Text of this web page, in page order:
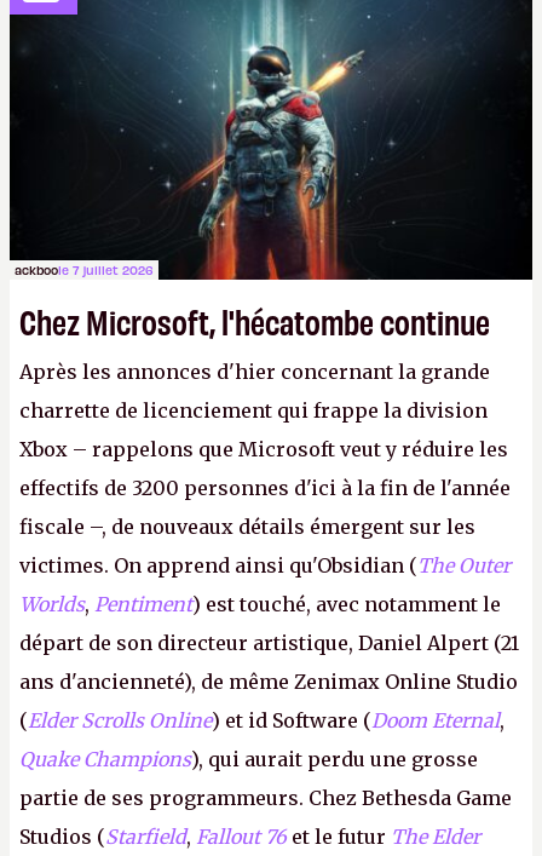
peut-être sur
Fallout Football ou
Fallout vs. Les
Lapins Crétins) et l'Obsidian d'aujourd'hui n'est plus
le même studio qu'il y a 15 ans. Mais bon, OK, on
peut commencer à fantasmer.A.
ackboole 7 juillet 2026
Chez Microsoft, l'hécatombe continue
Après les annonces d'hier concernant la grande
charrette de licenciement qui frappe la division
Xbox – rappelons que Microsoft veut y réduire les
effectifs de 3200 personnes d'ici à la fin de l'année
fiscale –, de nouveaux détails émergent sur les
victimes. On apprend ainsi qu'Obsidian (The Outer
Worlds, Pentiment) est touché, avec notamment le
départ de son directeur artistique, Daniel Alpert (21
ans d'ancienneté), de même Zenimax Online Studio
(Elder Scrolls Online) et id Software (Doom Eternal,
Quake Champions), qui aurait perdu une grosse
partie de ses programmeurs. Chez Bethesda Game
Studios (Starfield, Fallout 76 et le futur The Elder